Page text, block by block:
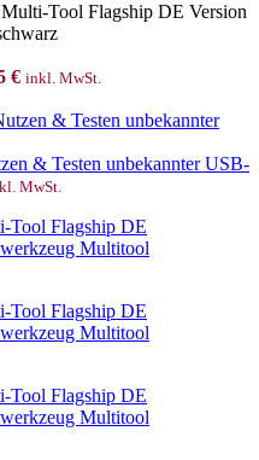
Tool Flagship DE Version
€ inkl. MwSt.
& Testen unbekannter USB-
MwSt.